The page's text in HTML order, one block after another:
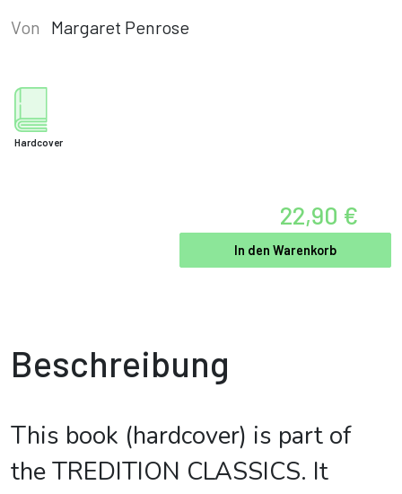
Von Margaret Penrose
Hardcover
22,90 €
In den Warenkorb
Beschreibung
This book (hardcover) is part of
the TREDITION CLASSICS. It